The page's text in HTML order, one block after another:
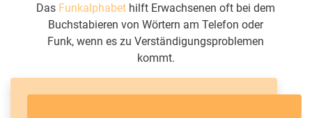
Das Funkalphabet hilft Erwachsenen oft bei dem
Buchstabieren von Wörtern am Telefon oder
Funk, wenn es zu Verständigungsproblemen
kommt.